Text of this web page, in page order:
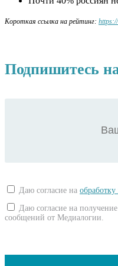
Короткая ссылка на рейтинг:
Подпишитесь
Даю согласие на
Даю согласие на
сообщений от Медиалогии.